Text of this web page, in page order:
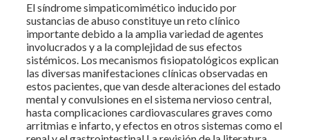
El síndrome simpaticomimético inducido por
sustancias de abuso constituye un reto clínico
importante debido a la amplia variedad de agentes
involucrados y a la complejidad de sus efectos
sistémicos. Los mecanismos fisiopatológicos explican
las diversas manifestaciones clínicas observadas en
estos pacientes, que van desde alteraciones del estado
mental y convulsiones en el sistema nervioso central,
hasta complicaciones cardiovasculares graves como
arritmias e infarto, y efectos en otros sistemas como el